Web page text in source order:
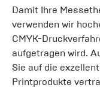
Damit Ihre
verwenden wir
CMYK-
aufgetragen wird.
Sie auf die
Printprodukte